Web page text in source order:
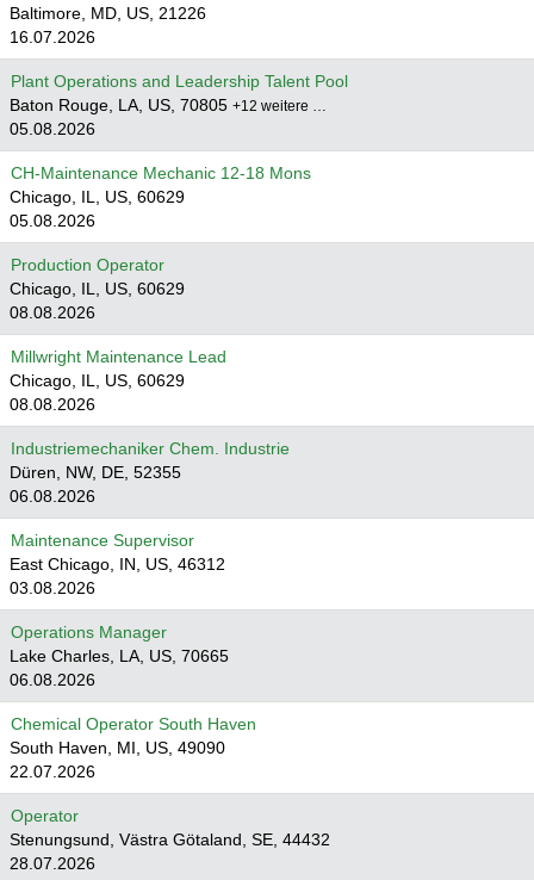
Baltimore, MD, US, 21226
16.07.2026
Plant Operations and Leadership Talent Pool
Baton Rouge, LA, US, 70805 +12 weitere …
05.08.2026
CH-Maintenance Mechanic 12-18 Mons
Chicago, IL, US, 60629
05.08.2026
Production Operator
Chicago, IL, US, 60629
08.08.2026
Millwright Maintenance Lead
Chicago, IL, US, 60629
08.08.2026
Industriemechaniker Chem. Industrie
Düren, NW, DE, 52355
06.08.2026
Maintenance Supervisor
East Chicago, IN, US, 46312
03.08.2026
Operations Manager
Lake Charles, LA, US, 70665
06.08.2026
Chemical Operator South Haven
South Haven, MI, US, 49090
22.07.2026
Operator
Stenungsund, Västra Götaland, SE, 44432
28.07.2026